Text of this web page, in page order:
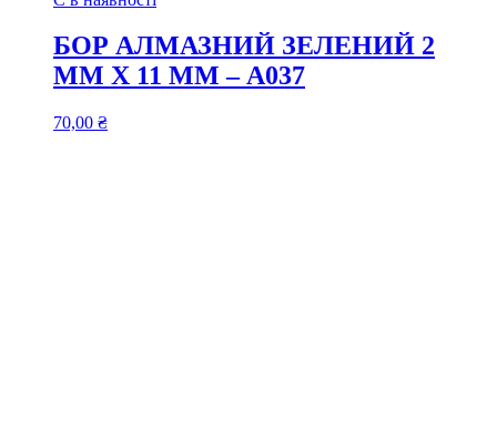
БОР АЛМАЗНИЙ ЗЕЛЕНИЙ 2
ММ Х 11 ММ – А037
70,00 ₴